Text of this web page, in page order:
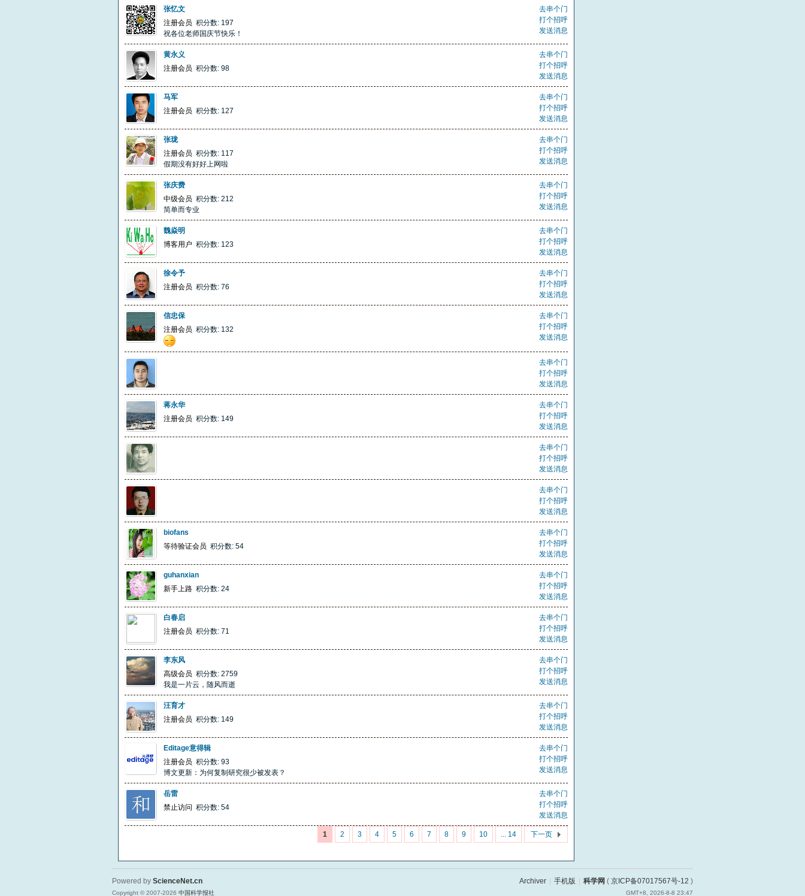
去串个门
打个招呼
发送消息
张忆文
注册会员 积分数: 197
祝各位老师国庆节快乐！
去串个门
打个招呼
发送消息
黄永义
注册会员 积分数: 98
去串个门
打个招呼
发送消息
马军
注册会员 积分数: 127
去串个门
打个招呼
发送消息
张珑
注册会员 积分数: 117
假期没有好好上网啦
去串个门
打个招呼
发送消息
张庆费
中级会员 积分数: 212
简单而专业
去串个门
打个招呼
发送消息
魏焱明
博客用户 积分数: 123
去串个门
打个招呼
发送消息
徐令予
注册会员 积分数: 76
去串个门
打个招呼
发送消息
信忠保
注册会员 积分数: 132
去串个门
打个招呼
发送消息
去串个门
打个招呼
发送消息
蒋永华
注册会员 积分数: 149
去串个门
打个招呼
发送消息
去串个门
打个招呼
发送消息
去串个门
打个招呼
发送消息
biofans
等待验证会员 积分数: 54
去串个门
打个招呼
发送消息
guhanxian
新手上路 积分数: 24
去串个门
打个招呼
发送消息
白春启
注册会员 积分数: 71
去串个门
打个招呼
发送消息
李东风
高级会员 积分数: 2759
我是一片云，随风而逝
去串个门
打个招呼
发送消息
汪育才
注册会员 积分数: 149
去串个门
打个招呼
发送消息
Editage意得辑
注册会员 积分数: 93
博文更新：为何复制研究很少被发表？
去串个门
打个招呼
发送消息
岳雷
禁止访问 积分数: 54
1 2 3 4 5 6 7 8 9 10 ... 14 下一页
Archiver 手机版 科学网 ( 京ICP备07017567号-12 )
GMT+8, 2026-8-8 23:47
Powered by ScienceNet.cn
Copyright © 2007-2026 中国科学报社